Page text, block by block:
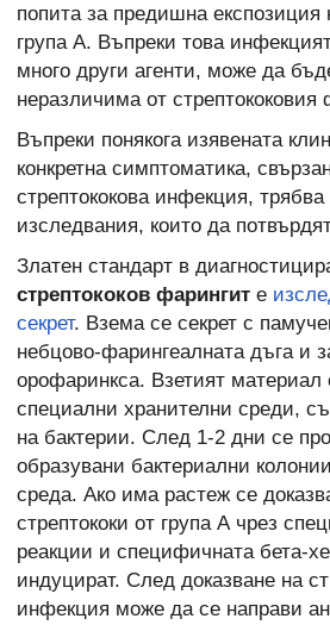
попита за предишна експозиция
група А. Въпреки това
много други агенти, може да
неразличима от стрептококовия
Въпреки понякога изявената
конкретна симптоматика,
стрептококова инфекция,
изследвания, които да
Златен стандарт в
стрептококов фарингит е
секрет. Взема се секрет с
небцово-фарингеалната дъга и
орофаринкса. Взетият материал
специални хранителни среди,
на бактерии. След 1-2 дни се
образувани бактериални
среда. Ако има растеж се
стрептококи от група А чрез
реакции и специфичната бета-
индуцират. След доказване на
инфекция може да се направи